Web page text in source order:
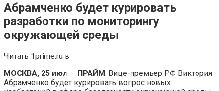
Абрамченко будет курировать
разработки по мониторингу
окружающей среды
Читать 1prime.ru в
МОСКВА, 25 июл — ПРАЙМ. Вице-премьер РФ Виктория
Абрамченко будет курировать вопрос новых